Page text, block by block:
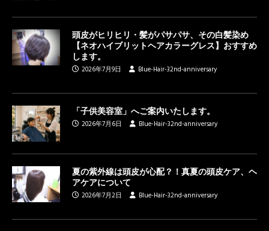
頭皮がヒリヒリ・髪がパサパサ、その白髪染め
【ネオハイブリットヘアカラーグレス】おすすめ
します。
2026年7月9日
Blue-Hair-32nd-anniversary
「子供美容室」へご案内いたします。
2026年7月6日
Blue-Hair-32nd-anniversary
夏の紫外線は頭皮が心配？！真夏の頭皮ケア、ヘ
アケアについて
2026年7月2日
Blue-Hair-32nd-anniversary